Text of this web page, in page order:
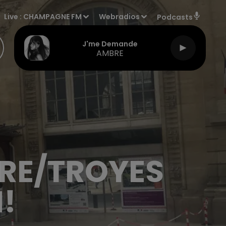
Live : CHAMPAGNE FM Webradios Podcasts
J'me Demande
AMBRE
TROYES